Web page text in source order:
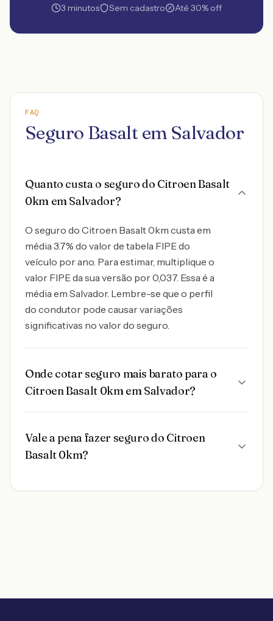
3 minutos Sem cadastro Até 30% off
FAQ
Seguro Basalt em Salvador
Quanto custa o seguro do Citroen Basalt
0km em Salvador?
O seguro do Citroen Basalt 0km custa em
média 3.7% do valor de tabela FIPE do
veículo por ano. Para estimar, multiplique o
valor FIPE da sua versão por 0,037. Essa é a
média em Salvador. Lembre-se que o perfil
do condutor pode causar variações
significativas no valor do seguro.
Onde cotar seguro mais barato para o
Citroen Basalt 0km em Salvador?
Vale a pena fazer seguro do Citroen
Basalt 0km?